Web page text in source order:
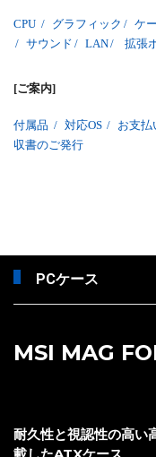
CPU / グラフィック / ケ
/ サウンド / LAN/ 拡張
[ご案内]
付属品 / 対応OS / お支払
収書のご発行
PCケース
MSI MAG
耐久性と視認性の高
載したATXケース